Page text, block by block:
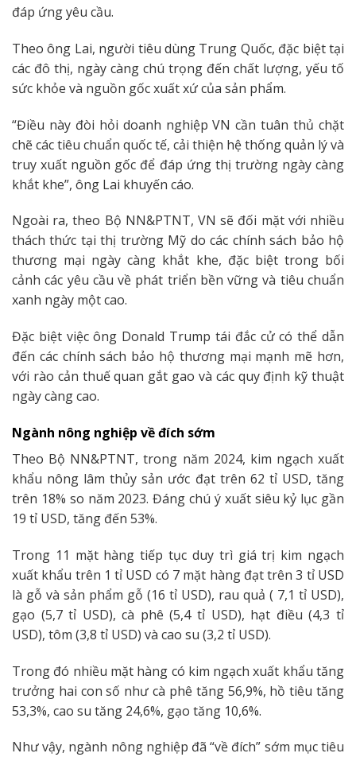
đáp ứng yêu cầu.
Theo ông Lai, người tiêu dùng Trung Quốc, đặc biệt tại
các đô thị, ngày càng chú trọng đến chất lượng, yếu tố
sức khỏe và nguồn gốc xuất xứ của sản phẩm.
“Điều này đòi hỏi doanh nghiệp VN cần tuân thủ chặt
chẽ các tiêu chuẩn quốc tế, cải thiện hệ thống quản lý và
truy xuất nguồn gốc để đáp ứng thị trường ngày càng
khắt khe”, ông Lai khuyến cáo.
Ngoài ra, theo Bộ NN&PTNT, VN sẽ đối mặt với nhiều
thách thức tại thị trường Mỹ do các chính sách bảo hộ
thương mại ngày càng khắt khe, đặc biệt trong bối
cảnh các yêu cầu về phát triển bền vững và tiêu chuẩn
xanh ngày một cao.
Đặc biệt việc ông Donald Trump tái đắc cử có thể dẫn
đến các chính sách bảo hộ thương mại mạnh mẽ hơn,
với rào cản thuế quan gắt gao và các quy định kỹ thuật
ngày càng cao.
Ngành nông nghiệp về đích sớm
Theo Bộ NN&PTNT, trong năm 2024, kim ngạch xuất
khẩu nông lâm thủy sản ước đạt trên 62 tỉ USD, tăng
trên 18% so năm 2023. Đáng chú ý xuất siêu kỷ lục gần
19 tỉ USD, tăng đến 53%.
Trong 11 mặt hàng tiếp tục duy trì giá trị kim ngạch
xuất khẩu trên 1 tỉ USD có 7 mặt hàng đạt trên 3 tỉ USD
là gỗ và sản phẩm gỗ (16 tỉ USD), rau quả ( 7,1 tỉ USD),
gạo (5,7 tỉ USD), cà phê (5,4 tỉ USD), hạt điều (4,3 tỉ
USD), tôm (3,8 tỉ USD) và cao su (3,2 tỉ USD).
Trong đó nhiều mặt hàng có kim ngạch xuất khẩu tăng
trưởng hai con số như cà phê tăng 56,9%, hồ tiêu tăng
53,3%, cao su tăng 24,6%, gạo tăng 10,6%.
Như vậy, ngành nông nghiệp đã “về đích” sớm mục tiêu